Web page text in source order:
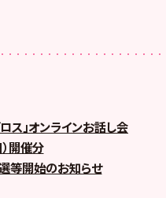
ス」オンラインお話し会
）開催分
等開始のお知らせ